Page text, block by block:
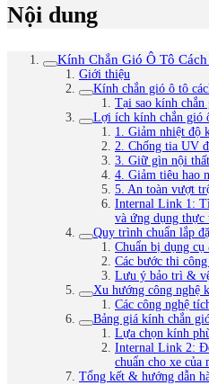
Nội dung
Kính Chắn Gió Ô Tô
Giới thiệu
Kính chắn gió ô tô
Tại sao kính chắn
Lợi ích kính chắn gió
1. Giảm nhiệt độ
2. Chống tia UV
3. Giữ gìn nội
4. Giảm tiêu hao
5. An toàn vượt
Internal Link 1:
và ứng dụng thực
Quy trình chuẩn lắp
Chuẩn bị dụng
Các bước thi
Lưu ý bảo trì &
Xu hướng công nghệ
Các công nghệ
Bảng giá kính chắn
Lựa chọn kính
Internal Link 2:
chuẩn cho xe của
Tổng kết & hướng dẫn